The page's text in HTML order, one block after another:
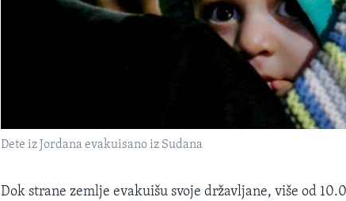
Dete iz Jordana evakuisano iz Sudana
Dok strane zemlje evakuišu svoje državljane, više od